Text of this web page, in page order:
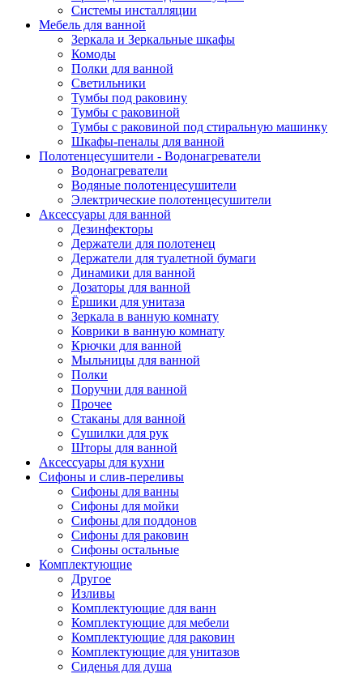
Системы инсталляции
Мебель для ванной
Зеркала и Зеркальные шкафы
Комоды
Полки для ванной
Светильники
Тумбы под раковину
Тумбы с раковиной
Тумбы с раковиной под стиральную машинку
Шкафы-пеналы для ванной
Полотенцесушители - Водонагреватели
Водонагреватели
Водяные полотенцесушители
Электрические полотенцесушители
Аксессуары для ванной
Дезинфекторы
Держатели для полотенец
Держатели для туалетной бумаги
Динамики для ванной
Дозаторы для ванной
Ёршики для унитаза
Зеркала в ванную комнату
Коврики в ванную комнату
Крючки для ванной
Мыльницы для ванной
Полки
Поручни для ванной
Прочее
Стаканы для ванной
Сушилки для рук
Шторы для ванной
Аксессуары для кухни
Сифоны и слив-переливы
Сифоны для ванны
Сифоны для мойки
Сифоны для поддонов
Сифоны для раковин
Сифоны остальные
Комплектующие
Другое
Изливы
Комплектующие для ванн
Комплектующие для мебели
Комплектующие для раковин
Комплектующие для унитазов
Сиденья для душа